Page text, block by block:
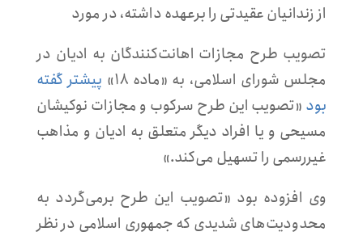
از زندانیان عقیدتی را برعهده داشته، در مورد
تصویب طرح مجازات اهانت‌کنندگان به ادیان در
مجلس شورای اسلامی، به «ماده ۱۸»
پیشتر گفته
بود «تصویب این طرح سرکوب و مجازات نوکیشان
مسیحی و یا افراد دیگر متعلق به ادیان و مذاهب
غیررسمی را تسهیل می‌کند.»
وی افزوده بود «تصویب این طرح برمی‌گردد به
محدودیت‌های شدیدی که جمهوری اسلامی در نظر